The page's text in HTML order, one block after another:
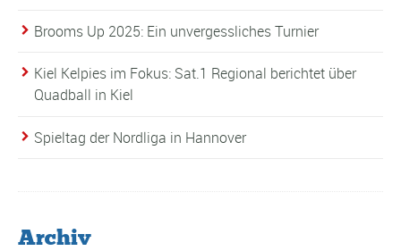
Brooms Up 2025: Ein unvergessliches Turnier
Kiel Kelpies im Fokus: Sat.1 Regional berichtet über
Quadball in Kiel
Spieltag der Nordliga in Hannover
Archiv